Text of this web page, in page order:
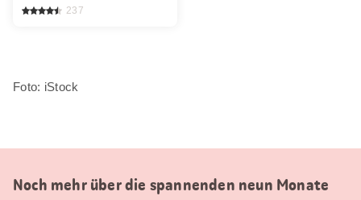
237
Foto: iStock
Noch mehr über die spannenden neun Monate